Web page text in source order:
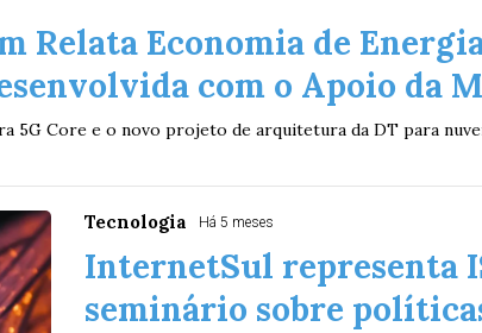
Relata Economia de
com o Apoio da
5G Core e o novo projeto de arquitetura da DT para
Tecnologia Há 5 meses
InternetSul representa
seminário sobre